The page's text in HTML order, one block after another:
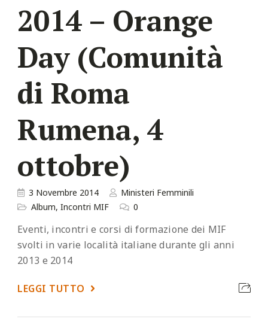
2014 – Orange
Day (Comunità
di Roma
Rumena, 4
ottobre)
3 Novembre 2014
Ministeri Femminili
Album, Incontri MIF 0
Eventi, incontri e corsi di formazione dei MIF
svolti in varie località italiane durante gli anni
2013 e 2014
LEGGI TUTTO